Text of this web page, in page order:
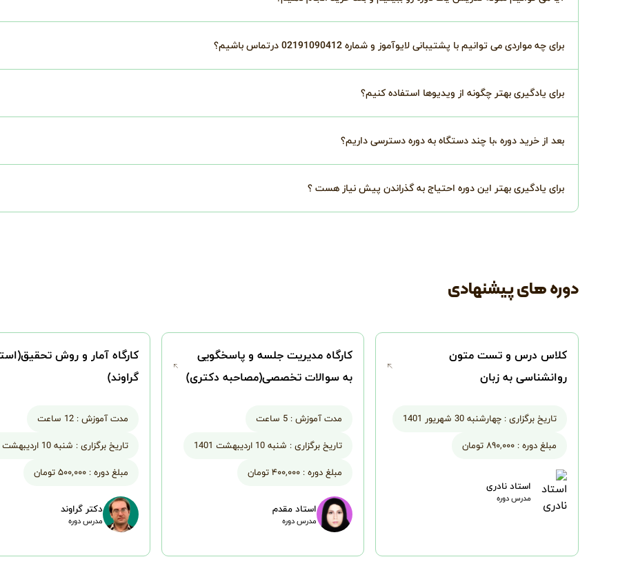
برای چه مواردی می توانیم با پشتیبانی لایوآموز و شماره 02191090412 درتماس باشیم؟
برای یادگیری بهتر چگونه از ویدیوها استفاده کنیم؟
بعد از خرید دوره ،با چند دستگاه به دوره دسترسی داریم؟
برای یادگیری بهتر این دوره احتیاج به گذراندن پیش نیاز هست ؟
دوره های پیشنهادی
کلاس درس و تست متون
روانشناسی به زبان
تاریخ برگزاری : چهارشنبه 30 شهریور 1401
مبلغ دوره : ۸۹۰,۰۰۰ تومان
استاد نادری
مدرس دوره
کارگاه مدیریت جلسه و پاسخگویی
به سوالات تخصصی(مصاحبه دکتری)
مدت آموزش : 5 ساعت
تاریخ برگزاری : شنبه 10 اردیبهشت 1401
مبلغ دوره : ۴۰۰,۰۰۰ تومان
استاد مقدم
مدرس دوره
کارگاه آمار و روش
گراوند)
مدت آموزش :12 ساعت
تاریخ برگزاری : شنبه 10 اردیبهشت 1401
مبلغ دوره : ۵۰۰,۰۰۰ تومان
دکتر گراوند
مدرس دوره